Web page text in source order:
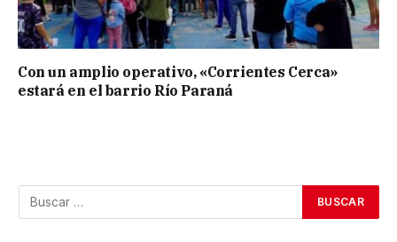
Con un amplio operativo, «Corrientes Cerca»
estará en el barrio Río Paraná